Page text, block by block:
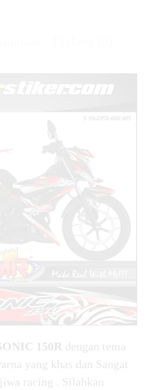
150R dengan tema
yang khas dan Sangat
racing . Silahkan